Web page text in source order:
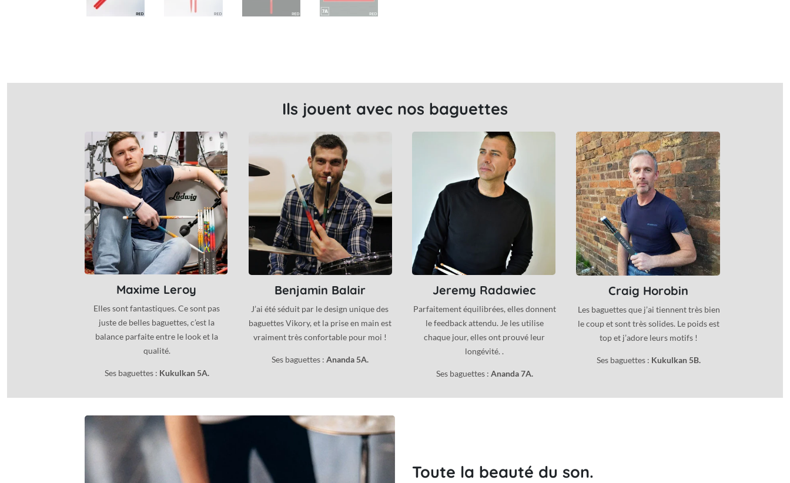
Ils jouent avec nos baguettes
Maxime Leroy
Elles sont fantastiques. Ce sont pas
juste de belles baguettes, c’est la
balance parfaite entre le look et la
qualité.
Ses baguettes : Kukulkan 5A.
Benjamin Balair
J’ai été séduit par le design unique des
baguettes Vikory, et la prise en main est
vraiment très confortable pour moi !
Ses baguettes : Ananda 5A.
Jeremy Radawiec
Parfaitement équilibrées, elles donnent
le feedback attendu. Je les utilise
chaque jour, elles ont prouvé leur
longévité. .
Ses baguettes : Ananda 7A.
Craig Horobin
Les baguettes que j’ai tiennent très bien
le coup et sont très solides. Le poids est
top et j’adore leurs motifs !
Ses baguettes : Kukulkan 5B.
Toute la beauté du son.